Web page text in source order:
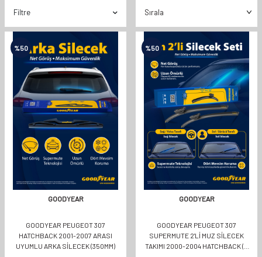
Filtre
%50
GOODYEAR
GOODYEAR PEUGEOT 307
HATCHBACK 2001-2007 ARASI
UYUMLU ARKA SILECEK (350MM)
%50
GOODYEAR
GOODYEAR PEUGEOT 307
SUPERMUTE 2'LI MUZ SILECEK
TAKIMI 2000-2004 HATCHBACK (5